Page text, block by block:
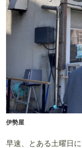
伊勢屋
早速、とある土曜日